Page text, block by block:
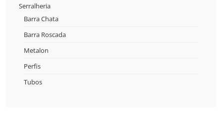
Serralheria
Barra Chata
Barra Roscada
Metalon
Perfis
Tubos